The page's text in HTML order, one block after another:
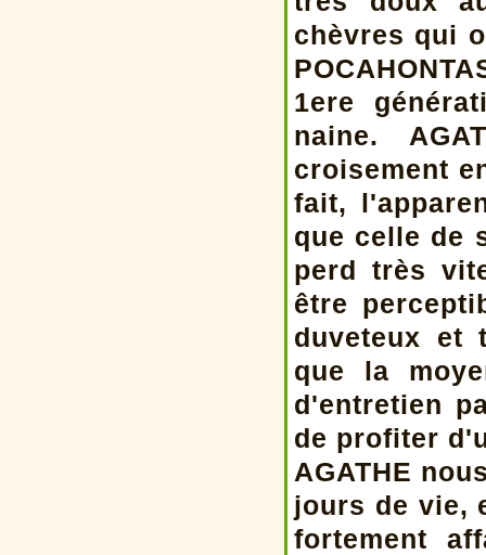
chèvres qui
1ere
naine.
croisement
fait,
que celle de
perd très
être
duveteux et
que la
d'entretien
de profiter
AGATHE
jours de vie,
fortement